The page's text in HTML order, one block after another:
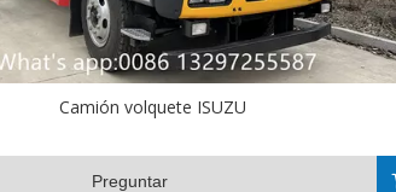
Camión volquete ISUZU
Preguntar